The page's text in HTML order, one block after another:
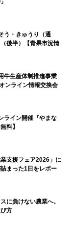
う・きゅうり（通
後半）【青果市況情
牛生産体制推進事業
ンライン情報交換会
ライン開催『やまな
料】
支援フェア2026」に
まった1日をレポー
に負けない農業へ。
方